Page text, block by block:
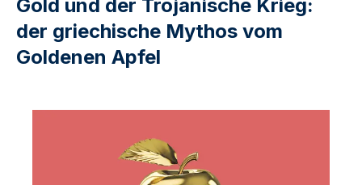
Gold und der Trojanische Krieg:
der griechische Mythos vom
Goldenen Apfel